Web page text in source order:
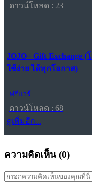
ดาวน์โหลด : 23
JOJO+ Gift Exchange
ใช้ง่าย ได้ทุกโอกาส)
ฟรีแวร์
ดาวน์โหลด : 68
ดูเพิ่มอีก...
ความคิดเห็น (0)